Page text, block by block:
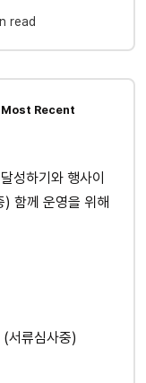
read
Most Recent
성하기와 행사이
) 함께 운영을 위해
서류심사중)